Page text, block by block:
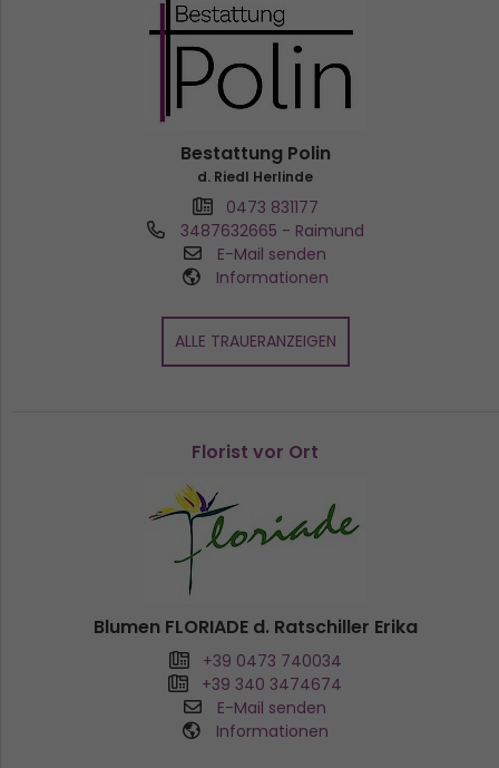
Bestattung Polin
d. Riedl Herlinde
0473 831177
3487632665 - Raimund
E-Mail senden
Informationen
ALLE TRAUERANZEIGEN
Florist vor Ort
Blumen FLORIADE d. Ratschiller Erika
+39 0473 740034
+39 340 3474674
E-Mail senden
Informationen